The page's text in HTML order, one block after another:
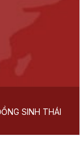
SINH THÁI